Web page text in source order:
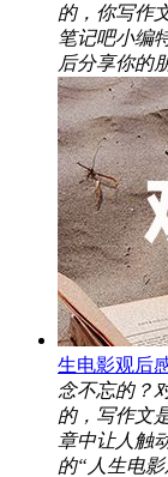
的，你写作
笔记吧小编
后分享你的
生电影观后
念不忘的？
的，写作文
章中让人触
的“人生电